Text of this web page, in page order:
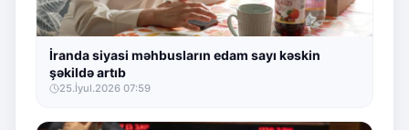
İranda siyasi məhbusların edam sayı kəskin
şəkildə artıb
25.İyul.2026 07:59